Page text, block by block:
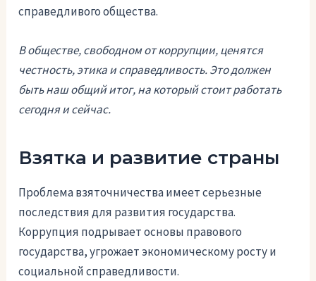
справедливого общества.
В обществе, свободном от коррупции, ценятся
честность, этика и справедливость. Это должен
быть наш общий итог, на который стоит работать
сегодня и сейчас.
Взятка и развитие страны
Проблема взяточничества имеет серьезные
последствия для развития государства.
Коррупция подрывает основы правового
государства, угрожает экономическому росту и
социальной справедливости.